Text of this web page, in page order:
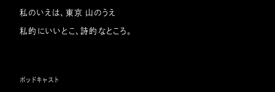
私のいえは、東京 山のうえ
私的にいいとこ、詩的なところ。
ポッドキャスト